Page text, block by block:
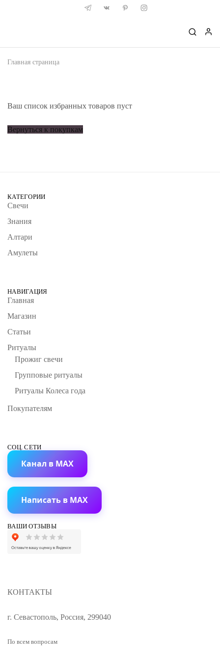
Главная страница
Ваш список избранных товаров пуст
Вернуться к покупкам
КАТЕГОРИИ
Свечи
Знания
Алтари
Амулеты
НАВИГАЦИЯ
Главная
Магазин
Статьи
Ритуалы
Прожиг свечи
Групповые ритуалы
Ритуалы Колеса года
Покупателям
СОЦ. СЕТИ
Канал в MAX
Написать в MAX
ВАШИ ОТЗЫВЫ
КОНТАКТЫ
г. Севастополь, Россия, 299040
По всем вопросам